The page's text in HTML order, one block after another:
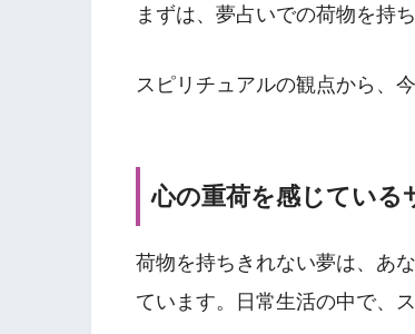
まずは、夢占いでの荷物を持
スピリチュアルの観点から、
心の重荷を感じている
荷物を持ちきれない夢は、あ
ています。日常生活の中で、